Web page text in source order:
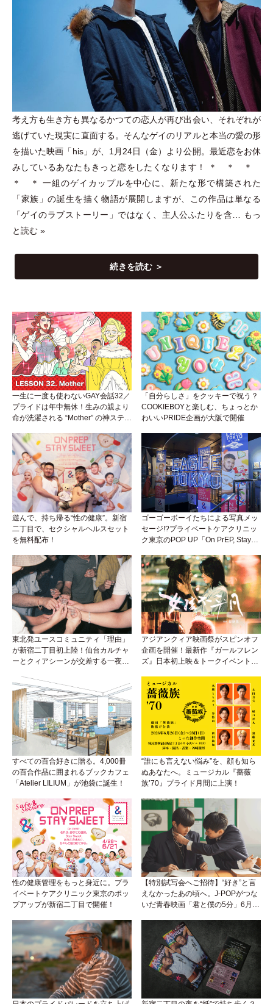
考え方も生き方も異なるかつての恋人が再び出会い、それぞれが
逃げていた現実に直面する。そんなゲイのリアルと本当の愛の形
を描いた映画 「 his」 が、1月24日 （金）
より公開。最近恋をお休
みしているあなたもきっと恋をしたくなります！ ＊ ＊ ＊
＊ ＊ 一組のゲイカップルを中心に、新たな形で構築された
「家族 」の誕生を描く物語が展開しますが、この作品は単なる
「ゲイのラブストーリー 」 ではなく、主人公ふたりを含…
もっ
と読む »
続きを読む ＞
一生に一度も使わないGAY会話32／
プライドは年中無休！生みの親より
命が洗濯される “Mother” の神ステー
「自分らしさ」をクッキーで祝う？
COOKIEBOYと楽しむ、ちょっとか
わいいPRIDE企画が大阪で開催
遊んで、持ち帰る“性の健康”。新宿
二丁目で、セクシャルヘルスセット
を無料配布！
ゴーゴーボーイたちによる写真メッ
セージ!?プライベートケアクリニッ
ク東京のPOP UP「On PrEP, Stay
東北発ユースコミュニティ「理由」
が新宿二丁目初上陸！仙台カルチャ
ーとクィアシーンが交差する一夜
アジアンクィア映画祭がスピンオフ
企画を開催！最新作『ガールフレン
ズ』日本初上映＆トークイベント
すべての百合好きに贈る。4,000冊
の百合作品に囲まれるブックカフェ
「Atelier LILIUM」が池袋に誕生！
“誰にも言えない悩み”を、顔も知ら
ぬあなたへ。ミュージカル『薔薇
族’70』プライド月間に上演！
性の健康管理をもっと身近に。プラ
イベートケアクリニック東京のポッ
プアップが新宿二丁目で開催！
【特別試写会へご招待】“好き”と言
えなかったあの頃へ。J-POPがつな
いだ青春映画「君と僕の5分」6月5